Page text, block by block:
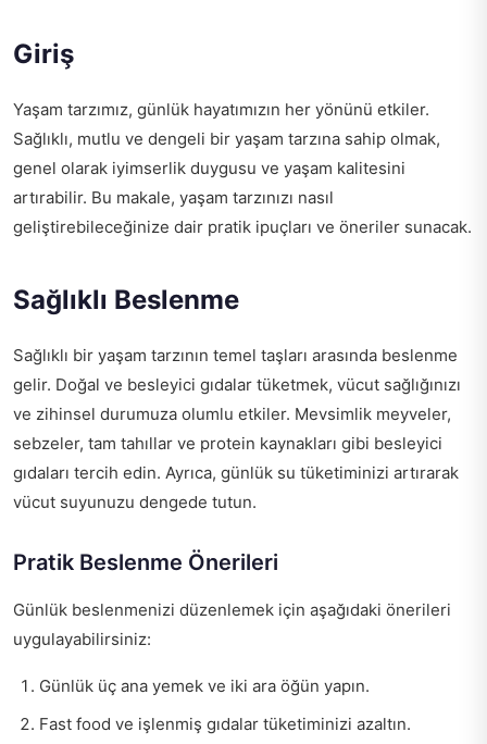
Giriş
Yaşam tarzımız, günlük hayatımızın her yönünü etkiler.
Sağlıklı, mutlu ve dengeli bir yaşam tarzına sahip olmak,
genel olarak iyimserlik duygusu ve yaşam kalitesini
artırabilir. Bu makale, yaşam tarzınızı nasıl
geliştirebileceğinize dair pratik ipuçları ve öneriler sunacak.
Sağlıklı Beslenme
Sağlıklı bir yaşam tarzının temel taşları arasında beslenme
gelir. Doğal ve besleyici gıdalar tüketmek, vücut sağlığınızı
ve zihinsel durumuza olumlu etkiler. Mevsimlik meyveler,
sebzeler, tam tahıllar ve protein kaynakları gibi besleyici
gıdaları tercih edin. Ayrıca, günlük su tüketiminizi artırarak
vücut suyunuzu dengede tutun.
Pratik Beslenme Önerileri
Günlük beslenmenizi düzenlemek için aşağıdaki önerileri
uygulayabilirsiniz:
Günlük üç ana yemek ve iki ara öğün yapın.
Fast food ve işlenmiş gıdalar tüketiminizi azaltın.